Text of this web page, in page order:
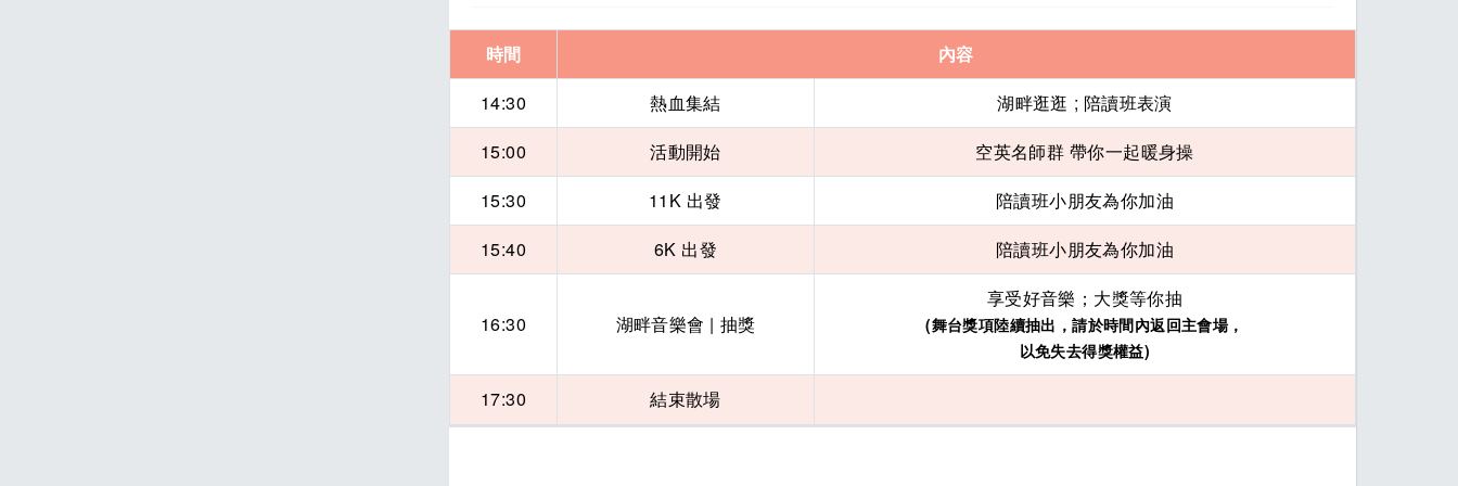
時間
內容
14:30
熱血集結
湖畔逛逛 ; 陪讀班表演
15:00
活動開始
空英名師群 帶你一起暖身操
15:30
11K 出發
陪讀班小朋友為你加油
15:40
6K 出發 陪讀班小朋友為你加油
16:30 湖畔音樂會 | 抽獎
享受好音樂；大獎等你抽
(舞台獎項陸續抽出，請於時間內返回主會場，
以免失去得獎權益)
17:30 結束散場